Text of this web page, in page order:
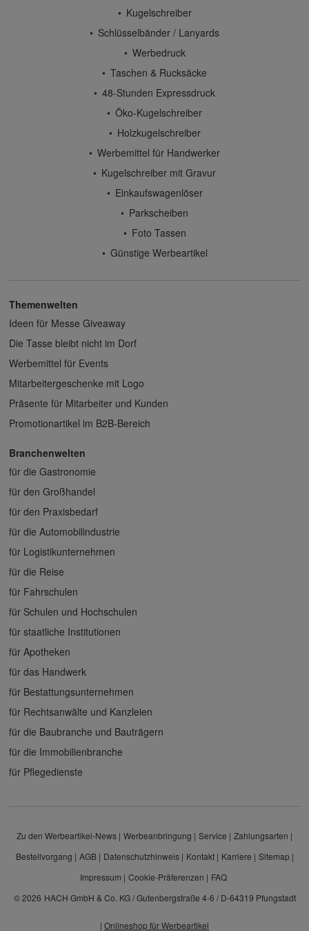
Kugelschreiber
Schlüsselbänder / Lanyards
Werbedruck
Taschen & Rucksäcke
48-Stunden Expressdruck
Öko-Kugelschreiber
Holzkugelschreiber
Werbemittel für Handwerker
Kugelschreiber mit Gravur
Einkaufswagenlöser
Parkscheiben
Foto Tassen
Günstige Werbeartikel
Themenwelten
Ideen für Messe Giveaway
Die Tasse bleibt nicht im Dorf
Werbemittel für Events
Mitarbeitergeschenke mit Logo
Präsente für Mitarbeiter und Kunden
Promotionartikel im B2B-Bereich
Branchenwelten
für die Gastronomie
für den Großhandel
für den Praxisbedarf
für die Automobilindustrie
für Logistikunternehmen
für die Reise
für Fahrschulen
für Schulen und Hochschulen
für staatliche Institutionen
für Apotheken
für das Handwerk
für Bestattungsunternehmen
für Rechtsanwälte und Kanzleien
für die Baubranche und Bauträgern
für die Immobilienbranche
für Pflegedienste
Zu den Werbeartikel-News Werbeanbringung Service
Zahlungsarten
Bestellvorgang
AGB Datenschutzhinweis Kontakt Karriere
Sitemap
Impressum
Cookie-Präferenzen
FAQ
© 2026 HACH GmbH & Co. KG / Gutenbergstraße 4-6 / D-64319 Pfungstadt
| Onlineshop für Werbeartikel